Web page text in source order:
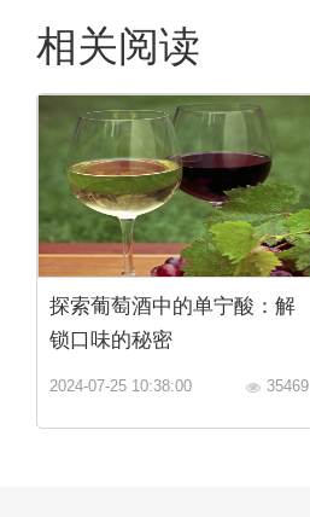
相关阅读
探索葡萄酒中的单宁酸：解
锁口味的秘密
2024-07-25 10:38:00 35469